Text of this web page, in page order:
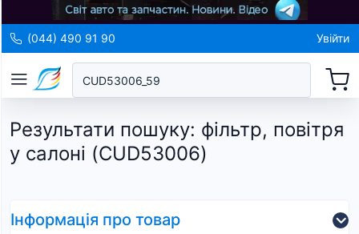
(044) 490 91 90 Увійти
Результати пошуку: фільтр, повітря
у салоні (CUD53006)
Інформація про товар